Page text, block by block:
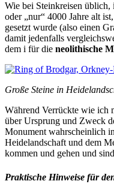
Wie bei Steinkreisen
oder „nur“ 4000 Jahre alt
gesetzt wurde (also einen
damit jedenfalls
dem i für die neolithische
Große Steine in
Während Verrückte wie ich
über Ursprung und Zweck
Monument wahrscheinlich
Heidelandschaft und dem
kommen und gehen und
Praktische Hinweise für